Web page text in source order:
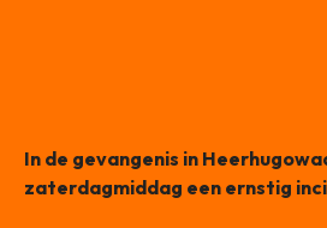
In de gevangenis in
zaterdagmiddag een ernstig